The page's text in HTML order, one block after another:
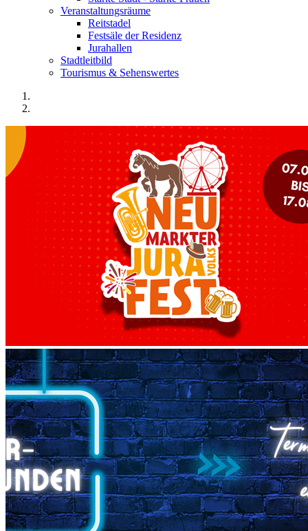
Veranstaltungsräume
Reitstadel
Festsäle der Residenz
Jurahallen
Stadtleitbild
Tourismus & Sehenswertes